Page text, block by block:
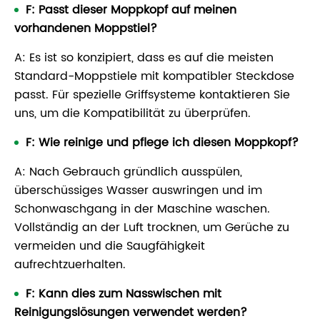
F: Passt dieser Moppkopf auf meinen
vorhandenen Moppstiel?
A: Es ist so konzipiert, dass es auf die meisten
Standard-Moppstiele mit kompatibler Steckdose
passt. Für spezielle Griffsysteme kontaktieren Sie
uns, um die Kompatibilität zu überprüfen.
F: Wie reinige und pflege ich diesen Moppkopf?
A: Nach Gebrauch gründlich ausspülen,
überschüssiges Wasser auswringen und im
Schonwaschgang in der Maschine waschen.
Vollständig an der Luft trocknen, um Gerüche zu
vermeiden und die Saugfähigkeit
aufrechtzuerhalten.
F: Kann dies zum Nasswischen mit
Reinigungslösungen verwendet werden?